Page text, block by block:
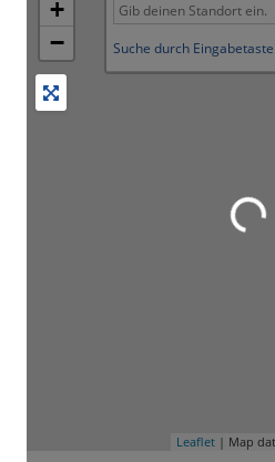
+
−
Suche durch
Leaflet | Map
Wird geladen …